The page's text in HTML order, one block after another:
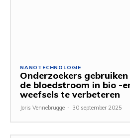
NANOTECHNOLOGIE
Onderzoekers
de bloedstroom in bio -
weefsels te verbeteren
Joris Vennebrugge - 30 september 2025